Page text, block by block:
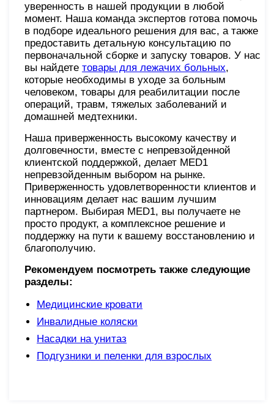
уверенность в нашей продукции в любой
момент. Наша команда экспертов готова помочь
в подборе идеального решения для вас, а также
предоставить детальную консультацию по
первоначальной сборке и запуску товаров. У нас
вы найдете товары для лежачих больных,
которые необходимы в уходе за больным
человеком, товары для реабилитации после
операций, травм, тяжелых заболеваний и
домашней медтехники.
Наша приверженность высокому качеству и
долговечности, вместе с непревзойденной
клиентской поддержкой, делает MED1
непревзойденным выбором на рынке.
Приверженность удовлетворенности клиентов и
инновациям делает нас вашим лучшим
партнером. Выбирая MED1, вы получаете не
просто продукт, а комплексное решение и
поддержку на пути к вашему восстановлению и
благополучию.
Рекомендуем посмотреть также следующие
разделы:
Медицинские кровати
Инвалидные коляски
Насадки на унитаз
Подгузники и пеленки для взрослых